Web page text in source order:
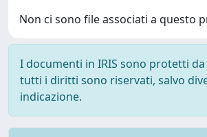
Non ci sono file associati a questo
I documenti in IRIS sono protetti
tutti i diritti sono riservati, salvo
indicazione.